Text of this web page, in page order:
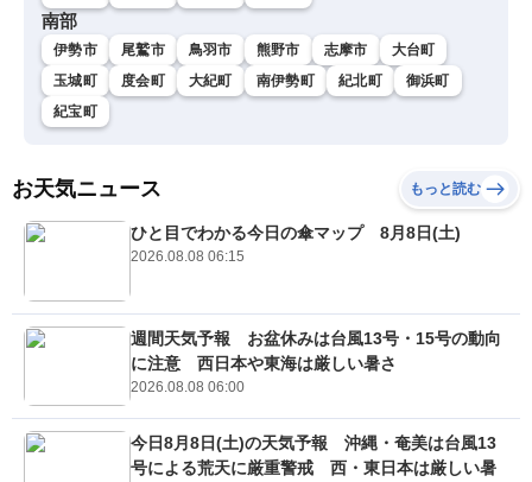
南部
伊勢市 尾鷲市 鳥羽市 熊野市 志摩市
大台町
玉城町
度会町 大紀町 南伊勢町 紀北町
御浜町
紀宝町
お天気ニュース もっと読む
ひと目でわかる今日の傘マップ 8月8日(土)
2026.08.08 06:15
週間天気予報 お盆休みは台風13号・15号の動向
に注意 西日本や東海は厳しい暑さ
2026.08.08 06:00
今日8月8日(土)の天気予報 沖縄・奄美は台風13
号による荒天に厳重警戒 西・東日本は厳しい暑